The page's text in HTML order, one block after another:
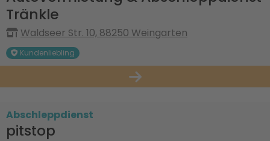
Tränkle
Waldseer Str. 10, 88250 Weingarten
Kundenliebling
Abschleppdienst
pitstop